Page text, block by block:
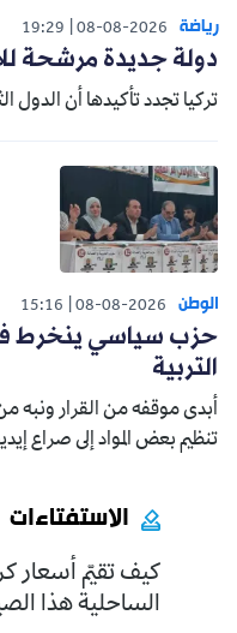
رياضة 08-08-2026
19:29
دولة جديدة مرشحة
تركيا تجدد تأكيدها أن الدول
الوطن 08-08-2026
15:16
حزب سياسي ينخرط
التربية
أبدى موقفه من القرار ونبه
تنظيم بعض المواد إلى صراع
الاستفتاءات
كيف تقيّم أسعار
الساحلية هذا